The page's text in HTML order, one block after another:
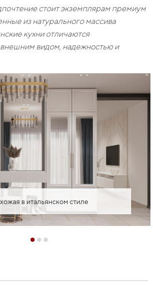
стоит экземплярам премиум
из натурального массива
кухни отличаются
видом, надежностью и
в итальянском стиле